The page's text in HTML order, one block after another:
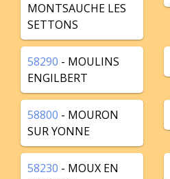
MONTSAUCHE LES
SETTONS
58290 - MOULINS
ENGILBERT
58800 - MOURON
SUR YONNE
58230 - MOUX EN